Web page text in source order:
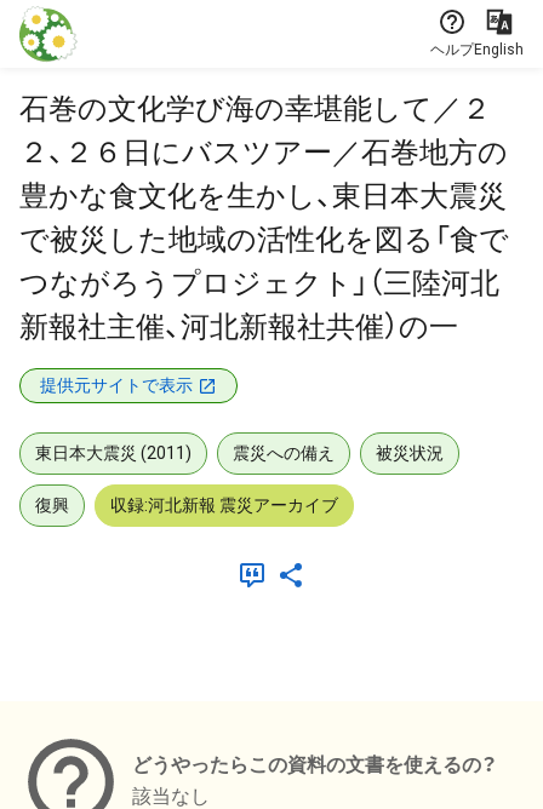
本文に飛ぶ
ヘルプEnglish
石巻の文化学び海の幸堪能して／２
２、２６日にバスツアー／石巻地方の
豊かな食文化を生かし、東日本大震災
で被災した地域の活性化を図る「食で
つながろうプロジェクト」（三陸河北
新報社主催、河北新報社共催）の一
提供元サイトで表示
東日本大震災 (2011) 震災への備え 被災状況
復興 収録:河北新報 震災アーカイブ
どうやったらこの資料の文書を使えるの？
該当なし